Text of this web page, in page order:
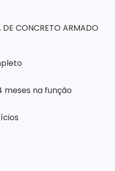
DE CONCRETO ARMADO
meses na função